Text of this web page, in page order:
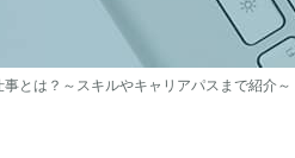
とは？～スキルやキャリアパスまで紹介～